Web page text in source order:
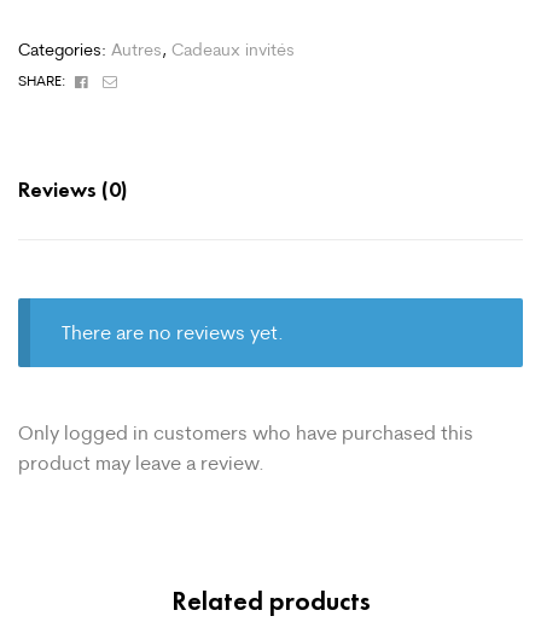
Categories: Autres, Cadeaux invités
SHARE: Facebook
Email
Reviews (0)
There are no reviews yet.
Only logged in customers who have purchased this
product may leave a review.
Related products